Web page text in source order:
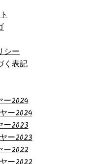
シー
く表記
ー2024
ー2024
ー2023
ー2023
ー2022